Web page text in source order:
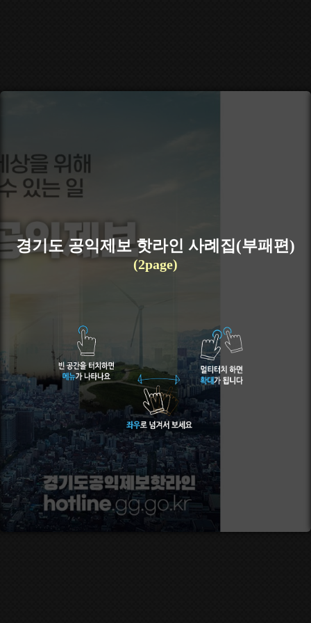
경기도 공익제보 핫라인 사례집(부패편)
(2page)